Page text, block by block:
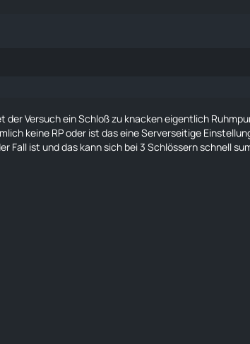
der Versuch ein Schloß zu knacken eigentlich
keine RP oder ist das eine Serverseitige
Fall ist und das kann sich bei 3 Schlössern schnell